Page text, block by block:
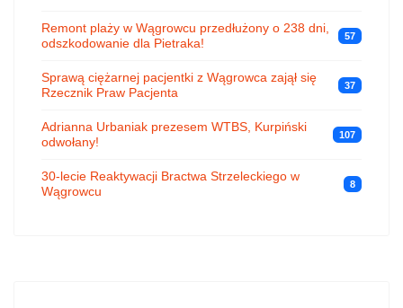
Remont plaży w Wągrowcu przedłużony o 238 dni,
odszkodowanie dla Pietraka!
57
Sprawą ciężarnej pacjentki z Wągrowca zajął się
Rzecznik Praw Pacjenta
37
Adrianna Urbaniak prezesem WTBS, Kurpiński
odwołany!
107
30-lecie Reaktywacji Bractwa Strzeleckiego w
Wągrowcu
8